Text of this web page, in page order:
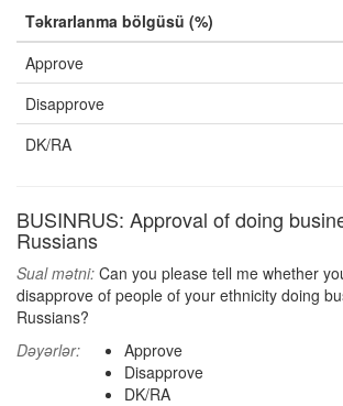
Təkrarlanma bölgüsü (%)
Approve
Disapprove
DK/RA
BUSINRUS: Approval of doing
Russians
Sual mətni: Can you please tell me whether
disapprove of people of your ethnicity doing
Russians?
Dəyərlər:
Approve
Disapprove
DK/RA